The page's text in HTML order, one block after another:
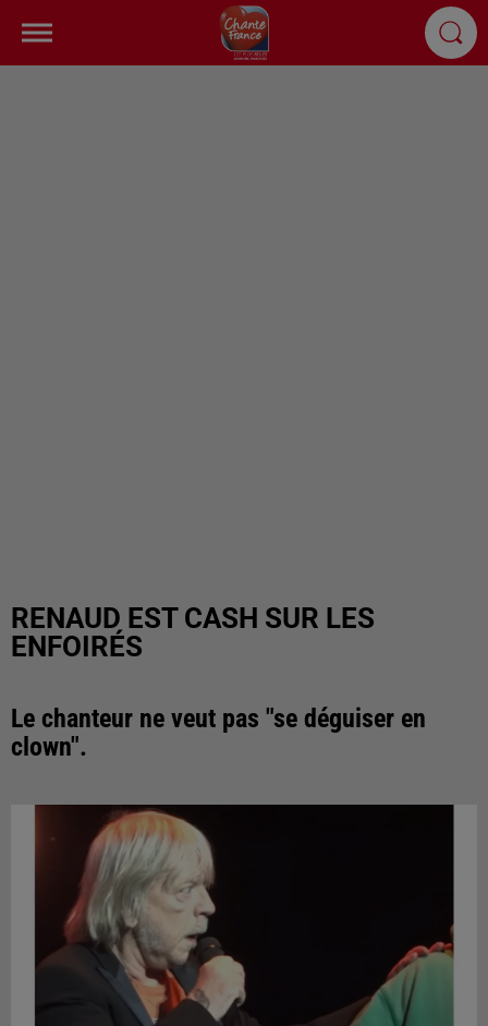
RENAUD EST CASH SUR LES
ENFOIRÉS
Le chanteur ne veut pas "se déguiser en
clown".